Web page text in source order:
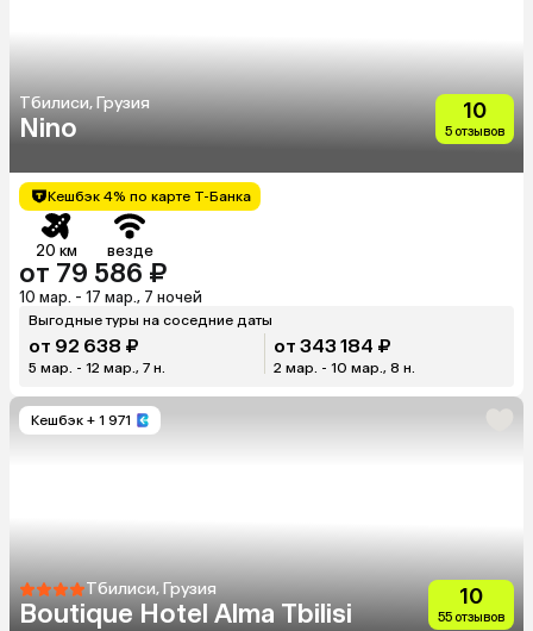
Тбилиси, Грузия
Nino
10
5 отзывов
Кешбэк 4% по карте Т-Банка
20 км везде
от 79 586 ₽
10 мар. - 17 мар., 7 ночей
Выгодные туры на соседние даты
от 92 638 ₽
5 мар. - 12 мар., 7 н.
от 343 184 ₽
2 мар. - 10 мар., 8 н.
Кешбэк + 1 971
Тбилиси, Грузия
Boutique Hotel Alma Tbilisi
10
55 отзывов